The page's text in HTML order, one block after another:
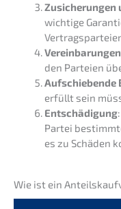
Zusiche­run­gen
wichti­ge
Verein­ba­run­gen
den Partei­en
Aufschie­ben­de
erfüllt sein
Entschä­di­gung
Partei
es zu Schäden
Wie ist ein